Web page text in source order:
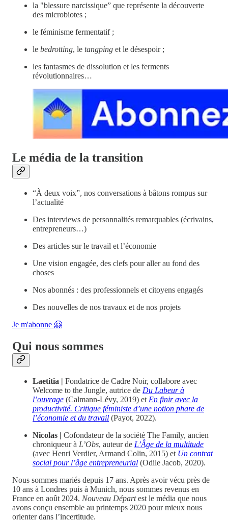
la "blessure narcissique” que représente la découverte
des microbiotes ;
le féminisme fermentatif ;
le bedrotting, le tangping et le désespoir ;
les fantasmes de dissolution et les ferments
révolutionnaires…
Le média de la transition
“À deux voix”, nos conversations à bâtons rompus sur
l’actualité
Des interviews de personnalités remarquables (écrivains,
entrepreneurs…)
Des articles sur le travail et l’économie
Une vision engagée, des clefs pour aller au fond des
choses
Nos abonnés : des professionnels et citoyens engagés
Des nouvelles de nos travaux et de nos projets
Je m'abonne 🤗
Qui nous sommes
Laetitia | Fondatrice de Cadre Noir, collabore avec
Welcome to the Jungle, autrice de Du Labeur à
l’ouvrage (Calmann-Lévy, 2019) etEn finir avec la
productivité. Critique féministe d’une notion phare de
l’économie et du travail (Payot, 2022).
Nicolas | Cofondateur de la société The Family, ancien
chroniqueur à L’Obs, auteur de L’Âge de la multitude
(avec Henri Verdier, Armand Colin, 2015) et Un contrat
social pour l’âge entrepreneurial (Odile Jacob, 2020).
Nous sommes mariés depuis 17 ans. Après avoir vécu près de
10 ans à Londres puis à Munich, nous sommes revenus en
France en août 2024. Nouveau Départest le média que nous
avons conçu ensemble au printemps 2020 pour mieux nous
orienter dans l’incertitude.